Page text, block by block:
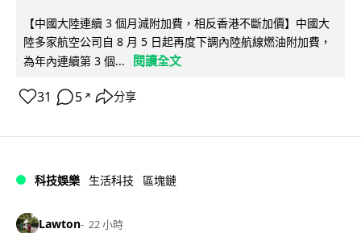
【中國大陸連續 3 個月減附加費，相反香港不斷加價】中國大
陸多家航空公司自 8 月 5 日起再度下調內陸航線燃油附加費，
為年內連續第 3 個...
閱讀全文
31 5 ↗ 分享
科技娛樂 生活科技 區塊鏈
Lawton 22 小時